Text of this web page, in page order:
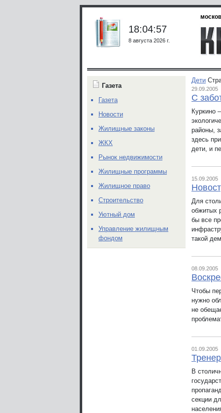
18:04:57
8 августа 2026 г.
Дети
29.09.2005
С
Куркино
районы,
здесь
дети, и
15.09.2005
Для
обжитых
бы все
такой
08.09.2005
Чтобы
нужно
не
01.09.2005
В
секции
Газета
Газета
Новости
Жилищные законы
ЖКХ
Рынок недвижимости
Жилищные программы
Жилищное право
Строительство
Уютный дом
Управление жилищным
фондом